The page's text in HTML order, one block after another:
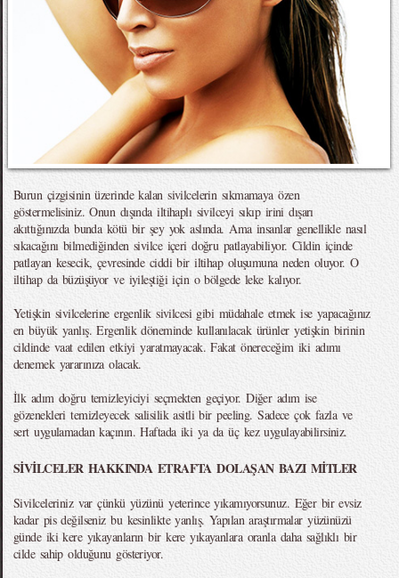
Burun çizgisinin üzerinde kalan sivilcelerin sıkmamaya özen
göstermelisiniz. Onun dışında iltihaplı sivilceyi sıkıp irini dışarı
akıttığınızda bunda kötü bir şey yok aslında. Ama insanlar genellikle nasıl
sıkacağını bilmediğinden sivilce içeri doğru patlayabiliyor. Cildin içinde
patlayan kesecik, çevresinde ciddi bir iltihap oluşumuna neden oluyor. O
iltihap da büzüşüyor ve iyileştiği için o bölgede leke kalıyor.
Yetişkin sivilcelerine ergenlik sivilcesi gibi müdahale etmek ise yapacağınız
en büyük yanlış. Ergenlik döneminde kullanılacak ürünler yetişkin birinin
cildinde vaat edilen etkiyi yaratmayacak. Fakat önereceğim iki adımı
denemek yararınıza olacak.
İlk adım doğru temizleyiciyi seçmekten geçiyor. Diğer adım ise
gözenekleri temizleyecek salisilik asitli bir peeling. Sadece çok fazla ve
sert uygulamadan kaçının. Haftada iki ya da üç kez uygulayabilirsiniz.
SİVİLCELER HAKKINDA ETRAFTA DOLAŞAN BAZI MİTLER
Sivilceleriniz var çünkü yüzünü yeterince yıkamıyorsunuz. Eğer bir evsiz
kadar pis değilseniz bu kesinlikte yanlış. Yapılan araştırmalar yüzünüzü
günde iki kere yıkayanların bir kere yıkayanlara oranla daha sağlıklı bir
cilde sahip olduğunu gösteriyor.